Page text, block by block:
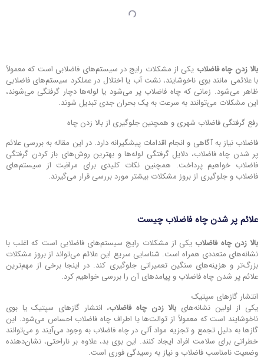
بالا زدن چاه فاضلاب یکی از مشکلات رایج در سیستم‌های فاضلابی است که معمولاً
با علائمی مانند بوی ناخوشایند، نشت آب یا اختلال در عملکرد سیستم‌های فاضلابی
ظاهر می‌شود. زمانی که چاه فاضلاب پر می‌شود یا لوله‌ها دچار گرفتگی می‌شوند،
این مشکلات می‌توانند به سرعت به یک بحران جدی تبدیل شوند.
رفع گرفتگی فاضلاب شهری و همچنین جلوگیری از بالا زدن چاه
فاضلاب نیاز به آگاهی و انجام اقدامات پیشگیرانه دارد. در این مقاله به بررسی علائم
پر شدن چاه فاضلاب، دلایل گرفتگی لوله‌ها و بهترین روش‌های باز کردن گرفتگی
فاضلاب خواهیم پرداخت. همچنین نکات کلیدی برای مراقبت از سیستم‌های
فاضلاب و جلوگیری از بروز مشکلات بیشتر مورد بررسی قرار می‌گیرند.
علائم پر شدن چاه فاضلاب چیست
بالا زدن چاه فاضلاب یکی از مشکلات رایج سیستم‌های فاضلابی است که اغلب با
نشانه‌های متعددی همراه است. شناسایی سریع این علائم می‌تواند از بروز مشکلات
بزرگ‌تر و هزینه‌های سنگین تعمیراتی جلوگیری کند. در اینجا برخی از مهم‌ترین
علائم پر شدن چاه فاضلاب و پیامدهای آن را بررسی خواهیم کرد.
انتشار گازهای سپتیک
یکی از اولین نشانه‌های بالا زدن چاه فاضلاب، انتشار گازهای سپتیک یا بوی
ناخوشایند است که معمولاً از توالت‌ها یا اطراف چاه فاضلاب احساس می‌شود. این
گازها به دلیل تجمع و تجزیه مواد آلی در چاه فاضلاب به وجود می‌آیند و می‌توانند
خطراتی برای سلامت افراد ایجاد کنند. این بوی بد، علاوه بر ناراحتی، نشان‌دهنده
وضعیت نامناسب فاضلاب و نیاز به رسیدگی فوری است.